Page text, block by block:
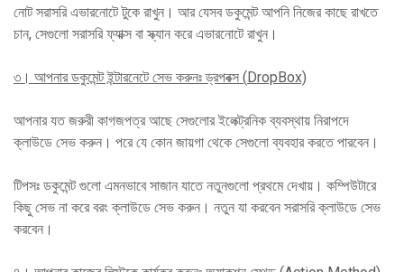
নোট সরাসরি এভারনোটে টুকে রাখুন। আর যেসব ডকুমেন্ট আপনি নিজের কাছে রাখতে
চান, সেগুলো সরাসরি ফ্যাক্স বা স্ক্যান করে এভারনোটে রাখুন।
৩। আপনার ডকুমেন্ট ইন্টারনেটে সেভ করুনঃ ড্রপবক্স (DropBox)
আপনার যত জরুরী কাগজপত্র আছে সেগুলোর ইলেক্ট্রনিক ব্যবস্থায় নিরাপদে
ক্লাউডে সেভ করুন। পরে যে কোন জায়গা থেকে সেগুলো ব্যবহার করতে পারবেন।
টিপসঃ ডকুমেন্ট গুলো এমনভাবে সাজান যাতে নতুনগুলো প্রথমে দেখায়। কম্পিউটারে
কিছু সেভ না করে বরং ক্লাউডে সেভ করুন। নতুন যা করবেন সরাসরি ক্লাউডে সেভ
করবেন।